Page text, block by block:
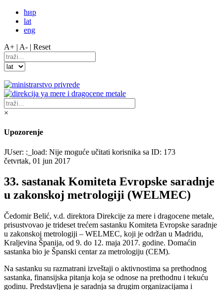
ћир
lat
eng
A+ | A- | Reset
×
Upozorenje
JUser: :_load: Nije moguće učitati korisnika sa ID: 173
četvrtak, 01 jun 2017
33. sastanak Komiteta Evropske saradnje
u zakonskoj metrologiji (WELMEC)
Čedomir Belić, v.d. direktora Direkcije za mere i dragocene metale,
prisustvovao je trideset trećem sastanku Komiteta Evropske saradnje
u zakonskoj metrologiji – WELMEC, koji je održan u Madridu,
Kraljevina Španija, od 9. do 12. maja 2017. godine. Domaćin
sastanka bio je Španski centar za metrologiju (CEM).
Na sastanku su razmatrani izveštaji o aktivnostima sa prethodnog
sastanka, finansijska pitanja koja se odnose na prethodnu i tekuću
godinu. Predstavljena je saradnja sa drugim organizacijama i